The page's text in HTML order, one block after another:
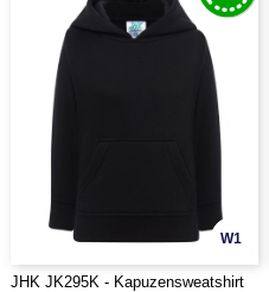
W1
JHK JK295K - Kapuzensweatshirt